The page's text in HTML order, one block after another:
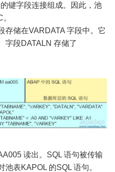
键字段连接组成。因此，池
存储在VARDATA 字段中。它
字段DATALN 存储了
读出。SQL 语句被传输
表KAPOL 的SQL 语句。